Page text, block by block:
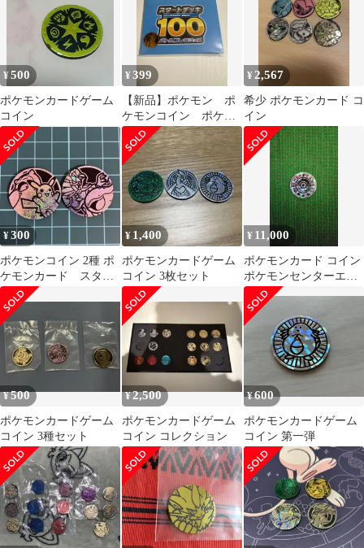
¥500
ポケモンカードゲーム
コイン
¥399
【新品】ポケモン ポ
ケモンコイン ポケモ
ンゲーム ポケモンコ
インゲーム
¥ 2,567
希少 ポケモンカード コ
イン
¥300
ポケモンコイン 2種 ポ
ケモンカード スター
トデッキジェネレーシ
ョンズ
¥ 1,400
ポケモンカードゲーム
コイン 3枚セット
¥ 11,000
ポケモンカード コイン
ポケモンセンターエン
ブレム 現状品
¥500
ポケモンカードゲーム
コイン 3種セット
¥2,500
ポケモンカードゲーム
コイン コレクション
¥600
ポケモンカードゲーム
コイン 第一弾